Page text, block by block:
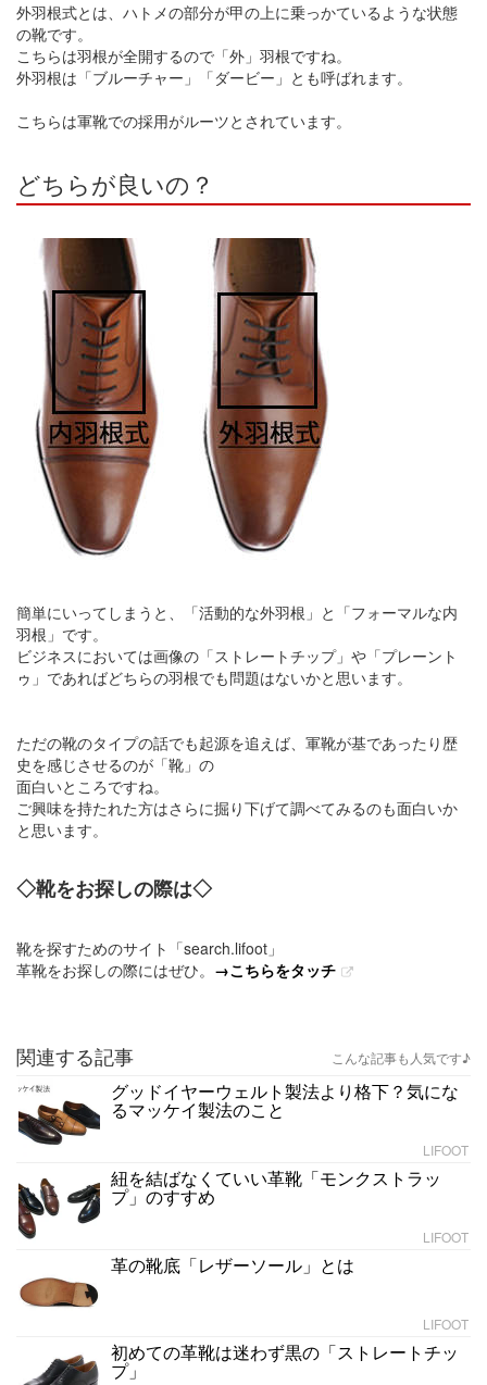
外羽根式とは、ハトメの部分が甲の上に乗っかているような状態
の靴です。
こちらは羽根が全開するので「外」羽根ですね。
外羽根は「ブルーチャー」「ダービー」とも呼ばれます。
こちらは軍靴での採用がルーツとされています。
どちらが良いの？
簡単にいってしまうと、「活動的な外羽根」と「フォーマルな内
羽根」です。
ビジネスにおいては画像の「ストレートチップ」や「プレーント
ゥ」であればどちらの羽根でも問題はないかと思います。
ただの靴のタイプの話でも起源を追えば、軍靴が基であったり歴
史を感じさせるのが「靴」の
面白いところですね。
ご興味を持たれた方はさらに掘り下げて調べてみるのも面白いか
と思います。
◇靴をお探しの際は◇
靴を探すためのサイト「search.lifoot」
革靴をお探しの際にはぜひ。 →こちらをタッチ
関連する記事 こんな記事も人気です♪
グッドイヤーウェルト製法より格下？気にな
るマッケイ製法のこと
LIFOOT
紐を結ばなくていい革靴「モンクストラッ
プ」のすすめ
LIFOOT
革の靴底「レザーソール」とは
LIFOOT
初めての革靴は迷わず黒の「ストレートチッ
プ」